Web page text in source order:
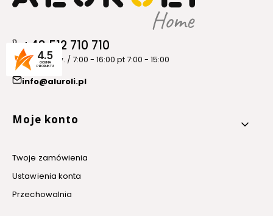
+48 512 710 710
pon. - czw. / 7:00 - 16:00 pt 7:00 - 15:00
info@aluroli.pl
Linki w stopce
Moje konto
Twoje zamówienia
Ustawienia konta
Przechowalnia
4.5
OCENA
PRODUKTU